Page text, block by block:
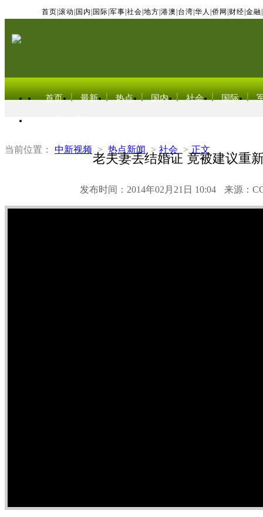
首页 滚动 国内 国际 军事 社会 地方 港澳 台湾 华人 侨网 财经 金融
首页 最新 热点 国内 社会 国际
当前位置： 中新视频 > 热点新闻 > 社会 > 正文
老夫妻丢结婚证 竟被建议重
发布时间：2014年02月21日 10:04 来源：